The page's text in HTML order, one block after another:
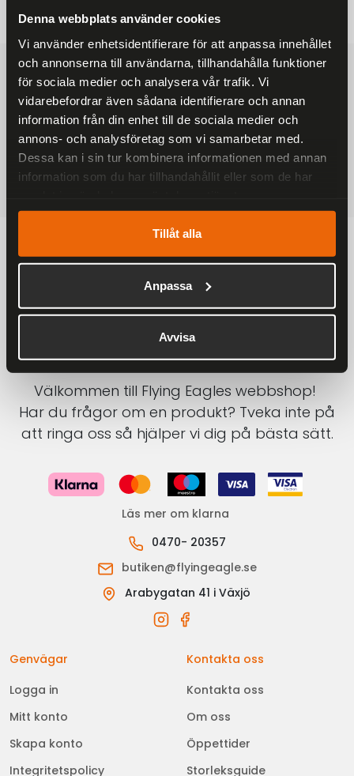
Denna webbplats använder cookies
Vi använder enhetsidentifierare för att anpassa innehållet
och annonserna till användarna, tillhandahålla funktioner
för sociala medier och analysera vår trafik. Vi
vidarebefordrar även sådana identifierare och annan
information från din enhet till de sociala medier och
annons- och analysföretag som vi samarbetar med.
Dessa kan i sin tur kombinera informationen med annan
information som du har tillhandahållit eller som de har
Tillåt alla
Anpassa
Avvisa
FRAKTFRITT
På alla ordrar över 2000 kr
1-3 DAGAR LEVERANS
Inom Sverige med DHL
SÄKRA BETALNINGAR
Betalkort, Klarna eller Swish
Välkommen till Flying Eagles webbshop!
Har du frågor om en produkt? Tveka inte på
att ringa oss så hjälper vi dig på bästa sätt.
Läs mer om klarna
0470- 20357
butiken@flyingeagle.se
Arabygatan 41 i Växjö
Genvägar
Logga in
Mitt konto
Skapa konto
Integritetspolicy
Kontakta oss
Kontakta oss
Om oss
Öppettider
Storleksguide